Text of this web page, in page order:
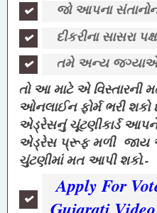
જો આપના
દીકરીના સાસરા
તમે અન્ય જગ્યાએ
તો આ માટે એ વિસ્તારની
ઓનલાઈન ફોર્મ ભરી શકો
એડ્રેસનું ચૂંટણીકાર્ડ
એડ્રેસ પ્રૂફ મળી જાય
ચુંટણીમાં મત આપી શકો.-
Apply For